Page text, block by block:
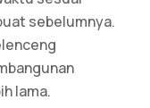
sebelumnya.
lama.